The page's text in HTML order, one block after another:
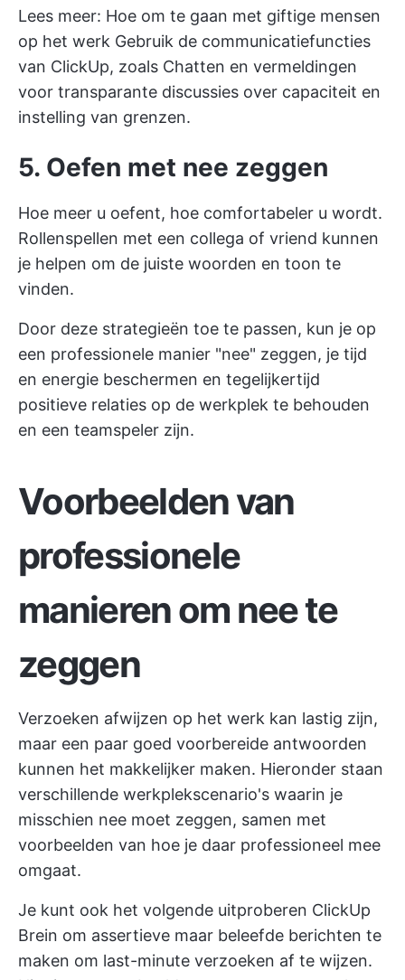
Lees meer: Hoe om te gaan met giftige mensen
op het werk Gebruik de communicatiefuncties
van ClickUp, zoals Chatten en vermeldingen
voor transparante discussies over capaciteit en
instelling van grenzen.
5. Oefen met nee zeggen
Hoe meer u oefent, hoe comfortabeler u wordt.
Rollenspellen met een collega of vriend kunnen
je helpen om de juiste woorden en toon te
vinden.
Door deze strategieën toe te passen, kun je op
een professionele manier "nee" zeggen, je tijd
en energie beschermen en tegelijkertijd
positieve relaties op de werkplek te behouden
en een teamspeler zijn.
Voorbeelden van
professionele
manieren om nee te
zeggen
Verzoeken afwijzen op het werk kan lastig zijn,
maar een paar goed voorbereide antwoorden
kunnen het makkelijker maken. Hieronder staan
verschillende werkplekscenario's waarin je
misschien nee moet zeggen, samen met
voorbeelden van hoe je daar professioneel mee
omgaat.
Je kunt ook het volgende uitproberen ClickUp
Brein om assertieve maar beleefde berichten te
maken om last-minute verzoeken af te wijzen.